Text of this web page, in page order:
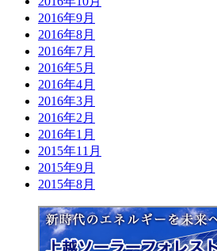
2016年9月
2016年8月
2016年7月
2016年5月
2016年4月
2016年3月
2016年2月
2016年1月
2015年11月
2015年9月
2015年8月